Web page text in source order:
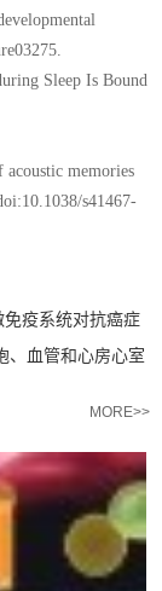
Sleep Is Bound
memories
s41467-
疫系统对抗癌症
、血管和心房心室
MORE>>